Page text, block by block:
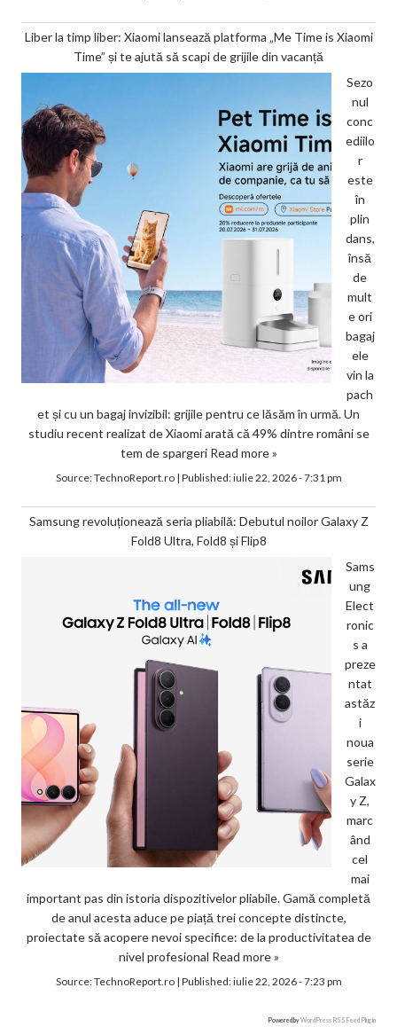
Liber la timp liber: Xiaomi lansează platforma „Me Time is Xiaomi
Time” și te ajută să scapi de grijile din vacanță
Sezo
nul
conc
ediilo
r
este
în
plin
dans,
însă
de
mult
e ori
bagaj
ele
vin la
pach
et și cu un bagaj invizibil: grijile pentru ce lăsăm în urmă. Un
studiu recent realizat de Xiaomi arată că 49% dintre români se
tem de spargeri Read more »
Source:TechnoReport.ro| Published:iulie 22, 2026 - 7:31 pm
Samsung revoluționează seria pliabilă: Debutul noilor Galaxy Z
Fold8 Ultra, Fold8 și Flip8
Sams
ung
Elect
ronic
s a
preze
ntat
astăz
i
noua
serie
Galax
y Z,
marc
ând
cel
mai
important pas din istoria dispozitivelor pliabile. Gamă completă
de anul acesta aduce pe piață trei concepte distincte,
proiectate să acopere nevoi specifice: de la productivitatea de
nivel profesional Read more »
Source:TechnoReport.ro| Published:iulie 22, 2026 - 7:23 pm
Powered byWordPress RSS Feed Plugin